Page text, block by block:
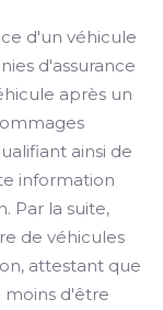
d'un véhicule
d'assurance
après un
ainsi de
information
Par la suite,
de véhicules
attestant que
moins d'être